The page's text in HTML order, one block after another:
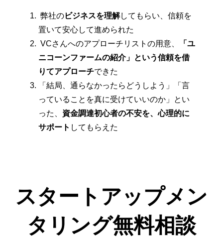
弊社のビジネスを理解してもらい、信頼を
置いて安心して進められた
VCさんへのアプローチリストの用意、
「ユ
ニコーンファームの紹介」という信頼を借
りてアプローチできた
「結局、通らなかったらどうしよう」「言
っていることを真に受けていいのか」とい
った、 資金調達初心者の不安を、心理的に
サポート してもらえた
スタートアップメン
タリング無料相談